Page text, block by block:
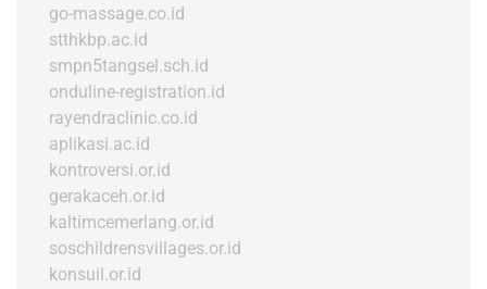
go-massage.co.id
stthkbp.ac.id
smpn5tangsel.sch.id
onduline-registration.id
rayendraclinic.co.id
aplikasi.ac.id
kontroversi.or.id
gerakaceh.or.id
kaltimcemerlang.or.id
soschildrensvillages.or.id
konsuil.or.id